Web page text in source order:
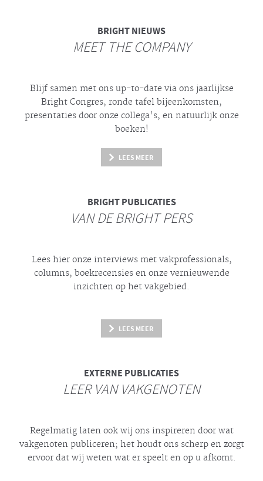
BRIGHTNIEUWS
MEET THE COMPANY
Blijf samen met ons up-to-date via ons jaarlijkse
Bright Congres, ronde tafel bijeenkomsten,
presentaties door onze collega's, en natuurlijk onze
boeken!
LEES MEER
BRIGHTPUBLICATIES
VAN DE BRIGHT PERS
Lees hier onze interviews met vakprofessionals,
columns, boekrecensies en onze vernieuwende
inzichten op het vakgebied.
LEES MEER
EXTERNE PUBLICATIES
LEER VAN VAKGENOTEN
Regelmatig laten ook wij ons inspireren door wat
vakgenoten publiceren; het houdt ons scherp en zorgt
ervoor dat wij weten wat er speelt en op u afkomt.